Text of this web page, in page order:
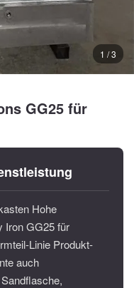
1 / 3
GG25 für
Hohe
Iron GG25 für
Linie Produkt-
auch